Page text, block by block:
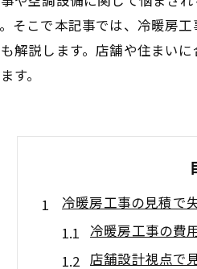
そこで本記事では、冷暖房
解説します。店舗や住まい
す。
冷暖房工事の見積で
冷暖房工事の費
店舗設計視点で